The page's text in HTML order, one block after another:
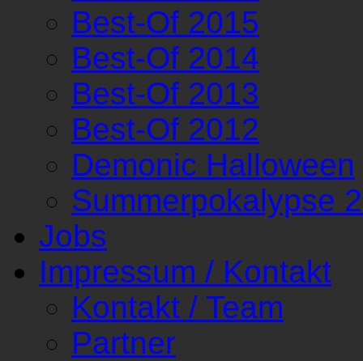
Best-Of 2015
Best-Of 2014
Best-Of 2013
Best-Of 2012
Demonic Halloween
Summerpokalypse
Jobs
Impressum / Kontakt
Kontakt / Team
Partner